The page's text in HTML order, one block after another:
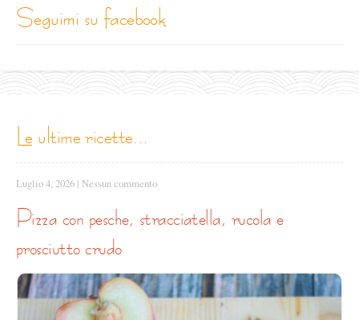
seguimi su facebook
le ultime ricette...
Luglio 4, 2026 | Nessun commento
pizza con pesche, stracciatella, rucola e
prosciutto crudo